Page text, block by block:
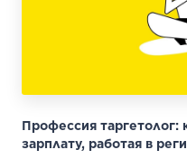
Профессия таргетолог:
зарплату, работая в